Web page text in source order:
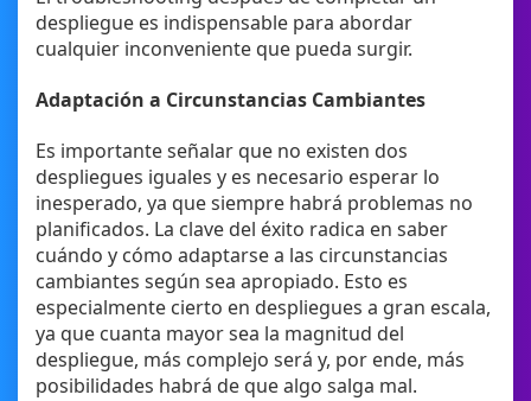
despliegue es indispensable para abordar
cualquier inconveniente que pueda surgir.
Adaptación a Circunstancias Cambiantes
Es importante señalar que no existen dos
despliegues iguales y es necesario esperar lo
inesperado, ya que siempre habrá problemas no
planificados. La clave del éxito radica en saber
cuándo y cómo adaptarse a las circunstancias
cambiantes según sea apropiado. Esto es
especialmente cierto en despliegues a gran escala,
ya que cuanta mayor sea la magnitud del
despliegue, más complejo será y, por ende, más
posibilidades habrá de que algo salga mal.